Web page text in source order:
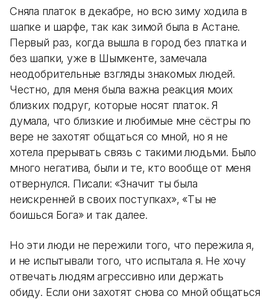
Сняла платок в декабре, но всю зиму ходила в
шапке и шарфе, так как зимой была в Астане.
Первый раз, когда вышла в город без платка и
без шапки, уже в Шымкенте, замечала
неодобрительные взгляды знакомых людей.
Честно, для меня была важна реакция моих
близких подруг, которые носят платок. Я
думала, что близкие и любимые мне сёстры по
вере не захотят общаться со мной, но я не
хотела прерывать связь с такими людьми. Было
много негатива, были и те, кто вообще от меня
отвернулся. Писали: «Значит ты была
неискренней в своих поступках», «Ты не
боишься Бога» и так далее.
Но эти люди не пережили того, что пережила я,
и не испытывали того, что испытала я. Не хочу
отвечать людям агрессивно или держать
обиду. Если они захотят снова со мной общаться